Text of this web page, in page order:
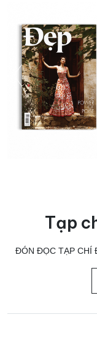
Tạp
ĐÓN ĐỌC TẠP CHÍ